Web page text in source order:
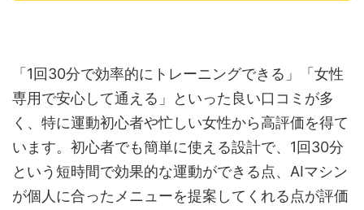
「1回30分で効率的にトレーニングできる」「女性
専用で安心して通える」といった良い口コミが多
く、特に運動初心者や忙しい女性から高評価を得て
います。初心者でも簡単に使える設計で、1回30分
という短時間で効果的な運動ができる点、AIマシン
が個人に合ったメニューを提案してくれる点が評価